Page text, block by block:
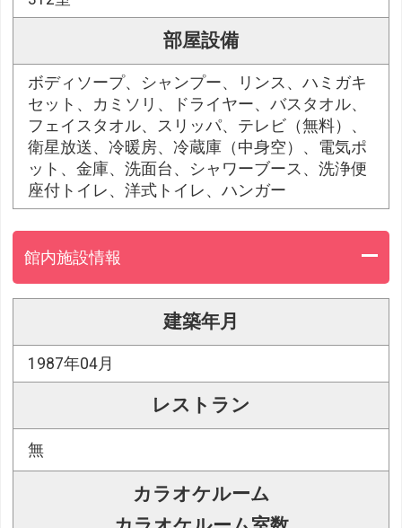
部屋設備
ボディソープ、シャンプー、リンス、ハミガキ
セット、カミソリ、ドライヤー、バスタオル、
フェイスタオル、スリッパ、テレビ（無料）、
衛星放送、冷暖房、冷蔵庫（中身空）、電気ポ
ット、金庫、洗面台、シャワーブース、洗浄便
座付トイレ、洋式トイレ、ハンガー
館内施設情報
建築年月
1987年04月
レストラン
無
カラオケルーム